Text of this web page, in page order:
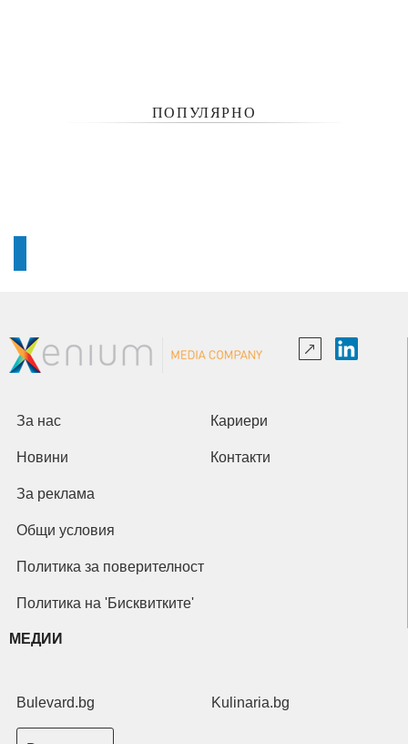
ПОПУЛЯРНО
За нас Кариери
Новини Контакти
За реклама
Общи условия
Политика за поверителност
Политика на 'Бисквитките'
МЕДИИ
Bulevard.bg Kulinaria.bg